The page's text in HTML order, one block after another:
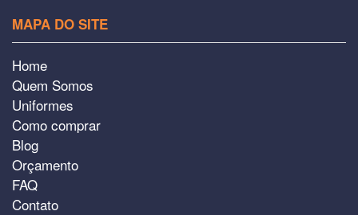
MAPA DO SITE
Home
Quem Somos
Uniformes
Como comprar
Blog
Orçamento
FAQ
Contato